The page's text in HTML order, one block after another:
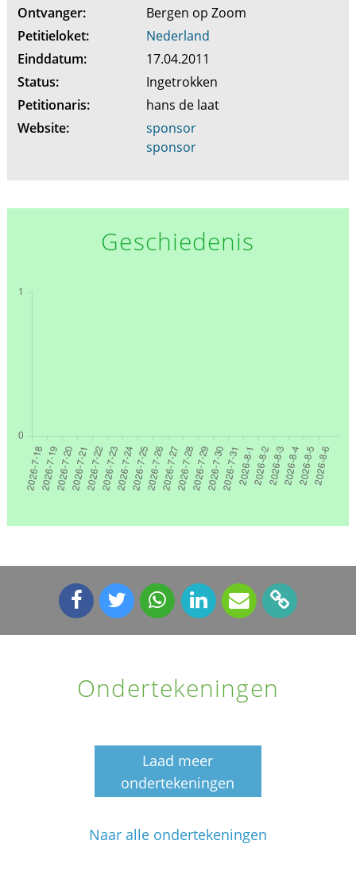
Ontvanger:
Bergen op Zoom
Petitieloket:
Nederland
Einddatum:
17.04.2011
Status:
Ingetrokken
Petitionaris:
hans de laat
Website:
sponsor
sponsor
Geschiedenis
Ondertekeningen
Laad meer
ondertekeningen
Naar alle ondertekeningen